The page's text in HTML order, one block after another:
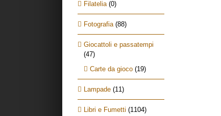
Filatelia (0)
Fotografia (88)
Giocattoli e passatempi
(47)
Carte da gioco (19)
Lampade (11)
Libri e Fumetti (1104)